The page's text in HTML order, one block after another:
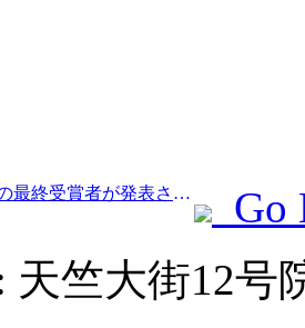
Prev:6つの主要賞の最終受賞者が発表され、100を超えるホテルや企業が年間賞を受賞しました。
Go
天竺大街12号